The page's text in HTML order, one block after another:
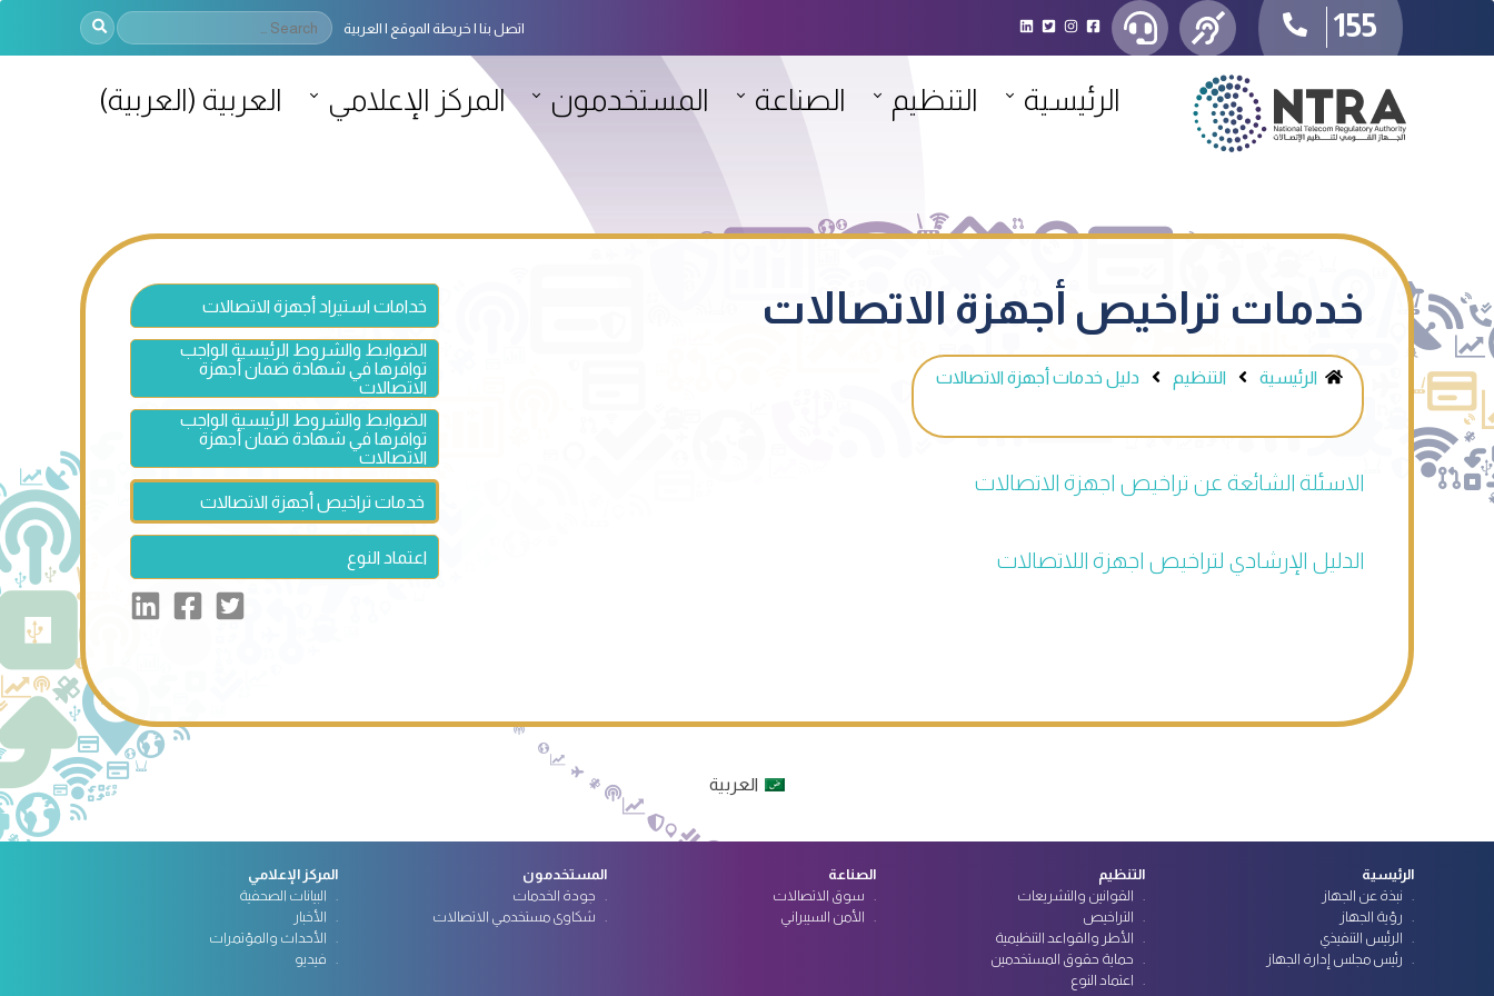
155 اتصل بنا خريطة الموقع العربية
الرئيسية التنظيم الصناعة المستخدمون المركز الإعلامي العربية (العربية)
خدمات تراخيص أجهزة الاتصالات
الرئيسية التنظيم دليل خدمات أجهزة الاتصالات
الاسئلة الشائعة عن تراخيص اجهزة الاتصالات
الدليل الإرشادي لتراخيص اجهزة اللاتصالات
خدامات استيراد أجهزة الاتصالات
الضوابط والشروط الرئيسية الواجب
توافرها في شهادة ضمان أجهزة
الاتصالات
الضوابط والشروط الرئيسية الواجب
توافرها في شهادة ضمان أجهزة
الاتصالات
خدمات تراخيص أجهزة الاتصالات
اعتماد النوع
العربية
الرئيسية
نبذة عن الجهاز
رؤية الجهاز
الرئيس التنفيذي
رئيس مجلس إدارة الجهاز
التنظيم
القوانين والتشريعات
التراخيص
الأطر والقواعد التنظيمية
حماية حقوق المستخدمين
اعتماد النوع
الصناعة
سوق الاتصالات
الأمن السيبراني
المستخدمون
جودة الخدمات
شكاوى مستخدمي الاتصالات
المركز الإعلامي
البيانات الصحفية
الأخبار
الأحداث والمؤتمرات
فيديو